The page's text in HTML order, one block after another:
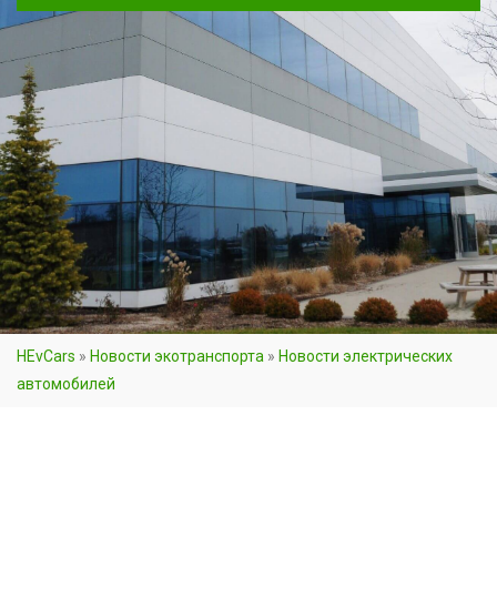
HEvCars » Новости экотранспорта » Новости электрических
автомобилей